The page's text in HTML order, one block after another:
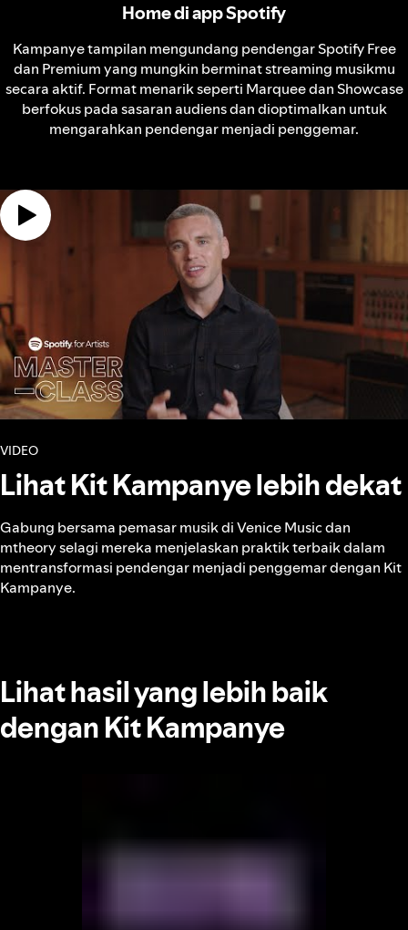
Home di app Spotify
Kampanye tampilan mengundang pendengar Spotify Free
dan Premium yang mungkin berminat streaming musikmu
secara aktif. Format menarik seperti Marquee dan Showcase
berfokus pada sasaran audiens dan dioptimalkan untuk
mengarahkan pendengar menjadi penggemar.
VIDEO
Lihat Kit Kampanye lebih dekat
Gabung bersama pemasar musik di Venice Music dan
mtheory selagi mereka menjelaskan praktik terbaik dalam
mentransformasi pendengar menjadi penggemar dengan Kit
Kampanye.
Lihat hasil yang lebih baik
dengan Kit Kampanye